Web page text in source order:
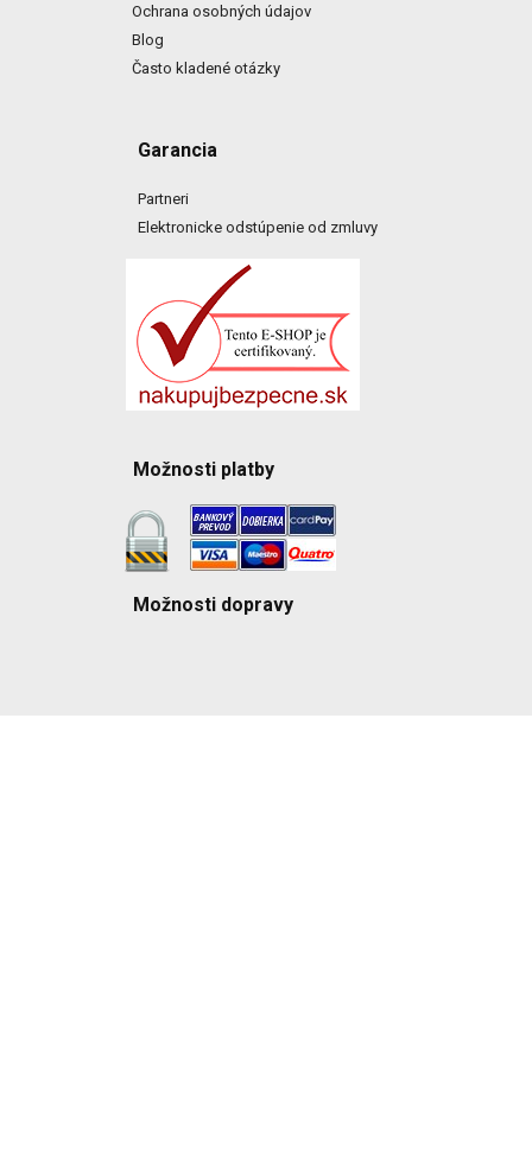
Ochrana osobných údajov
Blog
Často kladené otázky
Garancia
Partneri
Elektronicke odstúpenie od zmluvy
Možnosti platby
Možnosti dopravy